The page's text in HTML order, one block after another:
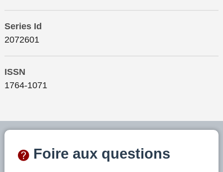
Series Id
2072601
ISSN
1764-1071
Foire aux questions